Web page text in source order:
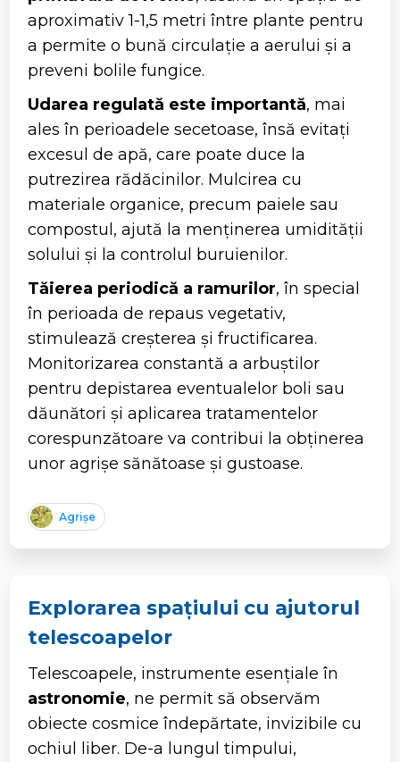
aproximativ 1-1,5 metri între plante pentru
a permite o bună circulație a aerului și a
preveni bolile fungice.
Udarea regulată este importantă, mai
ales în perioadele secetoase, însă evitați
excesul de apă, care poate duce la
putrezirea rădăcinilor. Mulcirea cu
materiale organice, precum paiele sau
compostul, ajută la menținerea umidității
solului și la controlul buruienilor.
Tăierea periodică a ramurilor, în special
în perioada de repaus vegetativ,
stimulează creșterea și fructificarea.
Monitorizarea constantă a arbuștilor
pentru depistarea eventualelor boli sau
dăunători și aplicarea tratamentelor
corespunzătoare va contribui la obținerea
unor agrișe sănătoase și gustoase.
Agrișe
Explorarea spațiului cu ajutorul
telescoapelor
Telescoapele, instrumente esențiale în
astronomie, ne permit să observăm
obiecte cosmice îndepărtate, invizibile cu
ochiul liber. De-a lungul timpului,